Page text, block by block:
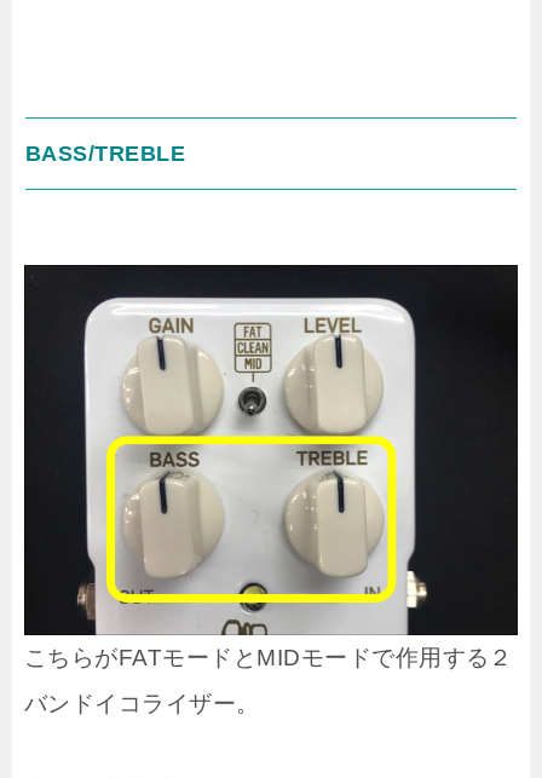
BASS/TREBLE
こちらがFATモードとMIDモードで作用する２
バンドイコライザー。